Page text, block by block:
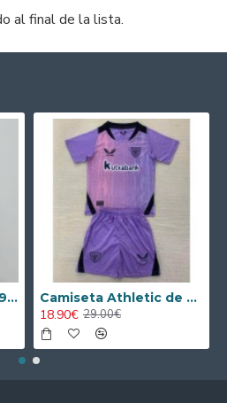
al final de la lista.
Camiseta AC Milan 1995/1996 Local Retro Camiseta Athletic de Bilbao 2024/2025 Alternativo Niño Kit
18.90€ 29.00€